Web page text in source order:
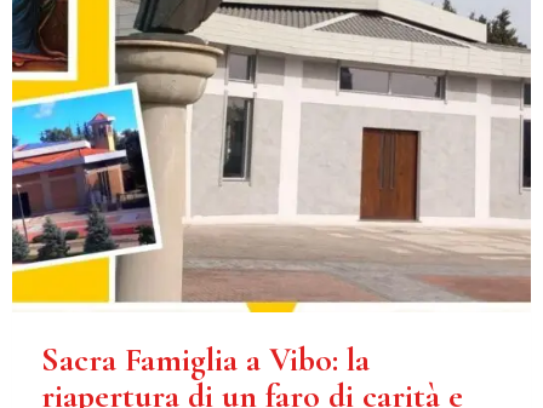
Sacra Famiglia a Vibo: la
riapertura di un faro di carità e